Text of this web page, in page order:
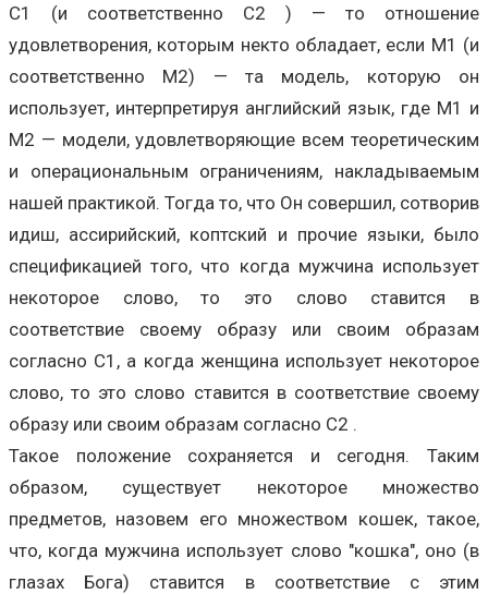
C1 (и соответственно C2 ) — то отношение
удовлетворения, которым некто обладает, если M1 (и
соответственно M2) — та модель, которую он
использует, интерпретируя английский язык, где M1 и
M2 — модели, удовлетворяющие всем теоретическим
и операциональным ограничениям, накладываемым
нашей практикой. Тогда то, что Он совершил, сотворив
идиш, ассирийский, коптский и прочие языки, было
спецификацией того, что когда мужчина использует
некоторое слово, то это слово ставится в
соответствие своему образу или своим образам
согласно C1, а когда женщина использует некоторое
слово, то это слово ставится в соответствие своему
образу или своим образам согласно C2 .
Такое положение сохраняется и сегодня. Таким
образом, существует некоторое множество
предметов, назовем его множеством кошек, такое,
что, когда мужчина использует слово "кошка", оно (в
глазах Бога) ставится в соответствие с этим